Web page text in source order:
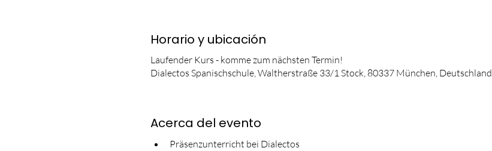
Horario y ubicación
Laufender Kurs - komme zum nächsten Termin!
Dialectos Spanischschule, Waltherstraße 33/1 Stock, 80337 München, Deutschland
Acerca del evento
Präsenzunterricht bei Dialectos